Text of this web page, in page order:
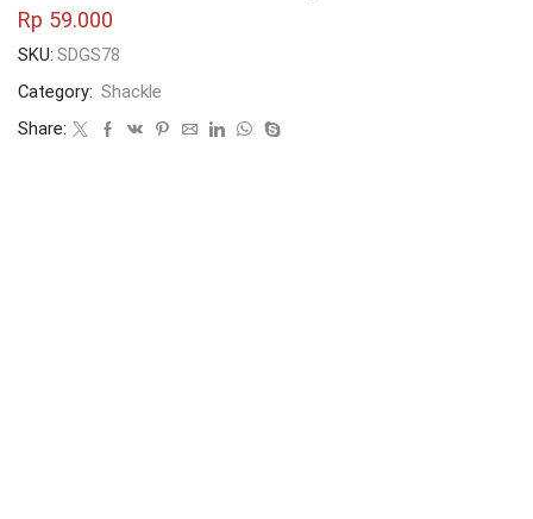
Rp 59.000
SKU: SDGS78
Category: Shackle
Share: